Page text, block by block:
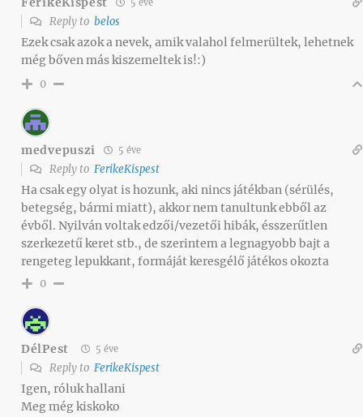
5 éve
Reply to belos
Ezek csak azok a nevek, amik valahol felmerültek, lehetnek
még bőven más kiszemeltek is!:)
0
medvepuszi 5 éve
Reply to FerikeKispest
Ha csak egy olyat is hozunk, aki nincs játékban (sérülés,
betegség, bármi miatt), akkor nem tanultunk ebből az
évből. Nyilván voltak edzői/vezetői hibák, ésszerűtlen
szerkezetű keret stb., de szerintem a legnagyobb bajt a
rengeteg lepukkant, formáját keresgélő játékos okozta
0
DélPest 5 éve
Reply to FerikeKispest
Igen, róluk hallani
Meg még kiskoko